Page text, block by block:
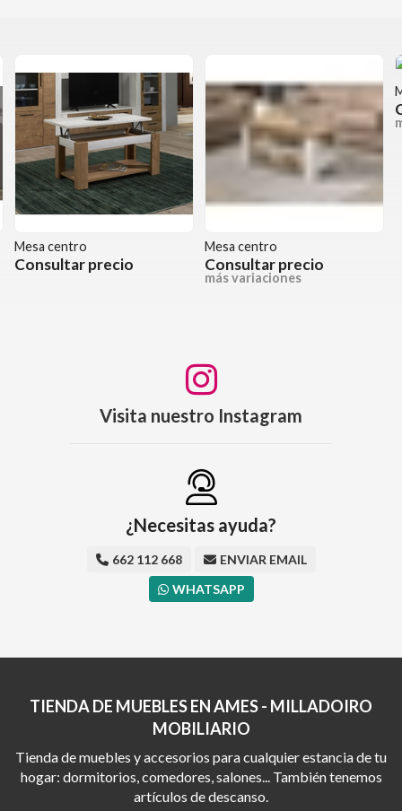
Mesa centro
Consultar precio
Mesa centro
Consultar precio
más variaciones
Visita nuestro Instagram
¿Necesitas ayuda?
662 112 668
ENVIAR EMAIL
WHATSAPP
TIENDA DE MUEBLES EN AMES - MILLADOIRO
MOBILIARIO
Tienda de muebles y accesorios para cualquier estancia de tu
hogar: dormitorios, comedores, salones... También tenemos
artículos de descanso.